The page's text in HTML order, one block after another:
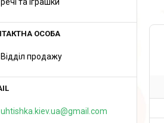
Відділ продажу
uhtishka.kiev.ua@gmail.com